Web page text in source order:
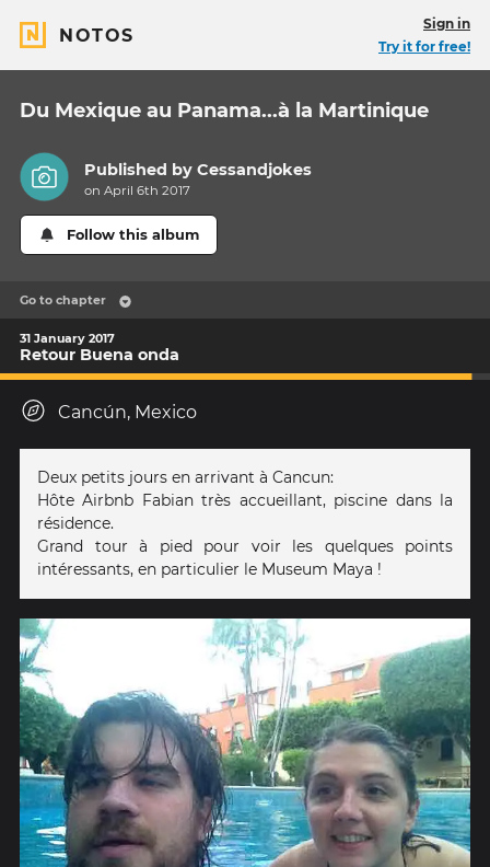
NOTOS
Sign in
Try it for free!
Du Mexique au Panama...à la Martinique
Published byCessandjokes
on April 6th 2017
Follow this album
Go to chapter
31 January 2017
Retour Buena onda
Cancún, Mexico
Deux petits jours en arrivant à Cancun:
Hôte Airbnb Fabian très accueillant, piscine dans la
résidence.
Grand tour à pied pour voir les quelques points
intéressants, en particulier le Museum Maya !